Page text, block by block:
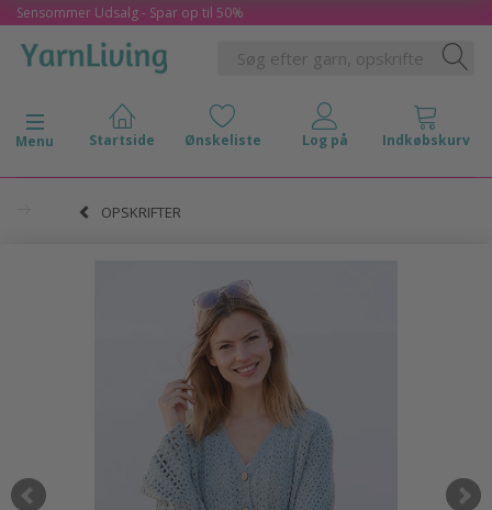
Sensommer Udsalg - Spar op til 50%
Skifte navigation
Menu
OPSKRIFTER